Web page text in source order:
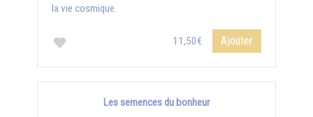
la vie cosmique.
11,50€ Ajouter
Les semences du bonheur